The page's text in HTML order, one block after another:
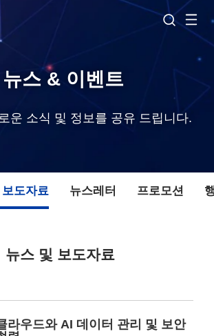
뉴스 & 이벤트
운 소식 및 정보를 공유 드립니다.
도자료 뉴스레터 프로모션
뉴스 및 보도자료
라우드와 AI 데이터 관리 및 보안